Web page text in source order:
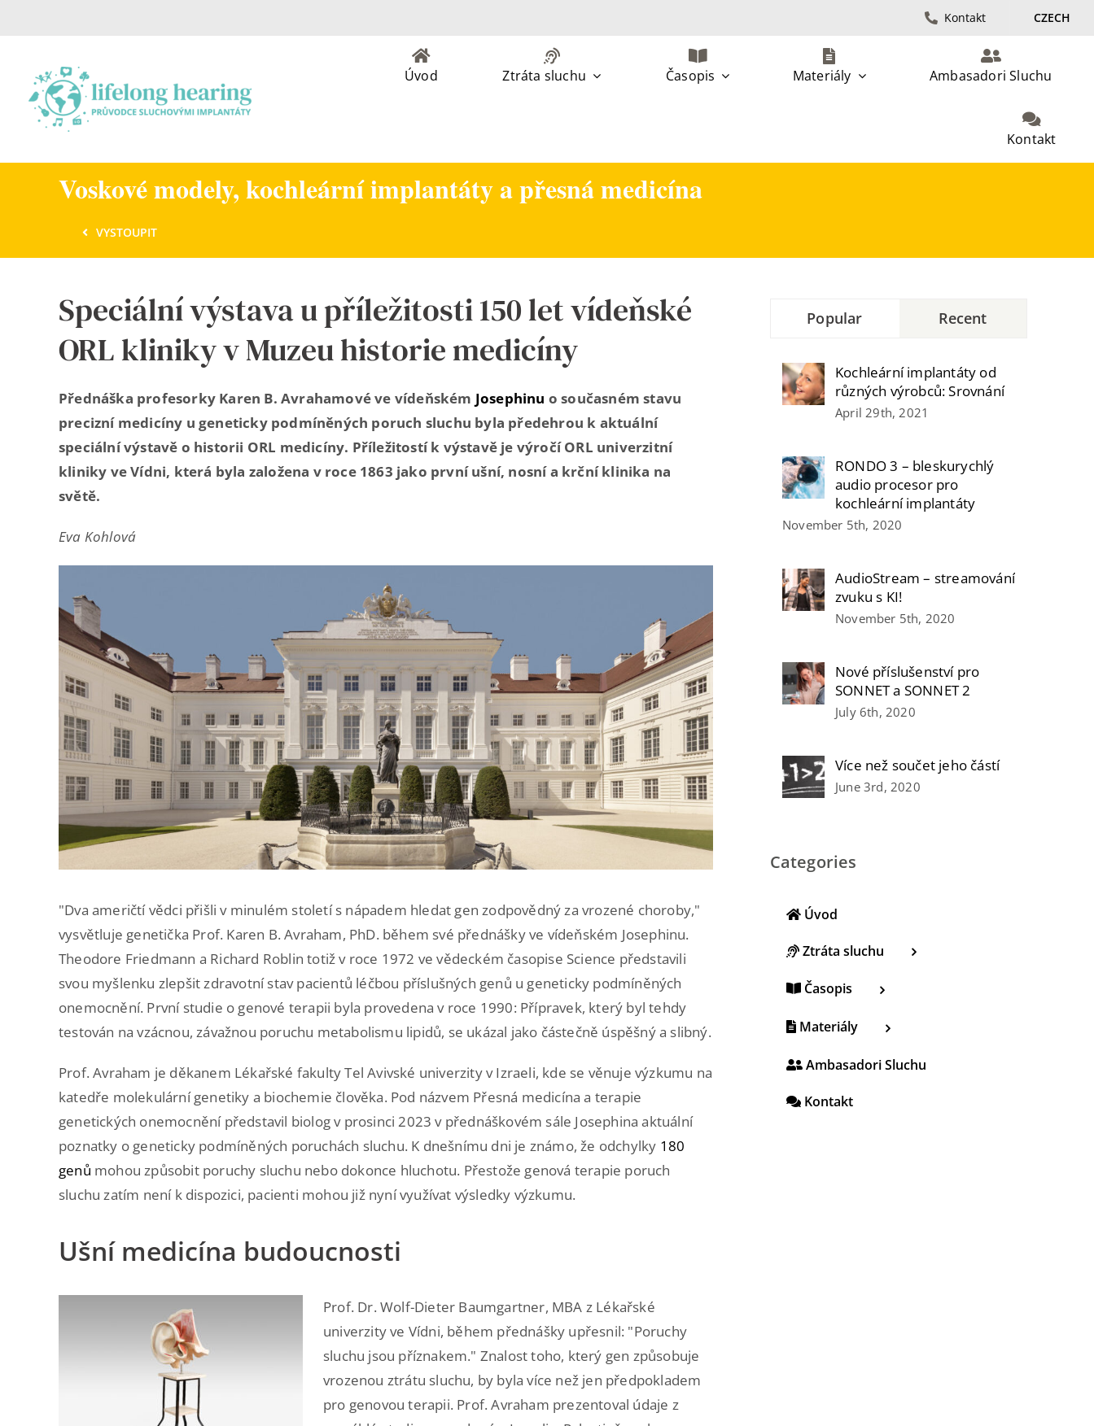
Kontakt CZECH
Úvod Ztráta sluchu Časopis Materiály Ambasadori Sluchu
Kontakt
Voskové modely, kochleární implantáty a přesná medicína
VYSTOUPIT
Speciální výstava u příležitosti 150 let vídeňské
ORL kliniky v Muzeu historie medicíny
Přednáška profesorky Karen B. Avrahamové ve vídeňském Josephinu o současném stavu
precizní medicíny u geneticky podmíněných poruch sluchu byla předehrou k aktuální
speciální výstavě o historii ORL medicíny. Příležitostí k výstavě je výročí ORL univerzitní
kliniky ve Vídni, která byla založena v roce 1863 jako první ušní, nosní a krční klinika na
světě.
Eva Kohlová
"Dva američtí vědci přišli v minulém století s nápadem hledat gen zodpovědný za vrozené choroby,"
vysvětluje genetička Prof. Karen B. Avraham, PhD. během své přednášky ve vídeňském Josephinu.
Theodore Friedmann a Richard Roblin totiž v roce 1972 ve vědeckém časopise Science představili
svou myšlenku zlepšit zdravotní stav pacientů léčbou příslušných genů u geneticky podmíněných
onemocnění. První studie o genové terapii byla provedena v roce 1990: Přípravek, který byl tehdy
testován na vzácnou, závažnou poruchu metabolismu lipidů, se ukázal jako částečně úspěšný a slibný.
Prof. Avraham je děkanem Lékařské fakulty Tel Avivské univerzity v Izraeli, kde se věnuje výzkumu na
katedře molekulární genetiky a biochemie člověka. Pod názvem Přesná medicína a terapie
genetických onemocnění představil biolog v prosinci 2023 v přednáškovém sále Josephina aktuální
poznatky o geneticky podmíněných poruchách sluchu. K dnešnímu dni je známo, že odchylky 180
genů mohou způsobit poruchy sluchu nebo dokonce hluchotu. Přestože genová terapie poruch
sluchu zatím není k dispozici, pacienti mohou již nyní využívat výsledky výzkumu.
Ušní medicína budoucnosti
Prof. Dr. Wolf-Dieter Baumgartner, MBA z Lékařské
univerzity ve Vídni, během přednášky upřesnil: "Poruchy
sluchu jsou příznakem." Znalost toho, který gen způsobuje
vrozenou ztrátu sluchu, by byla více než jen předpokladem
pro genovou terapii. Prof. Avraham prezentoval údaje z
Popular Recent
Kochleární implantáty od
různých výrobců: Srovnání
April 29th, 2021
RONDO 3 – bleskurychlý
audio procesor pro
kochleární implantáty
November 5th, 2020
AudioStream – streamování
zvuku s KI!
November 5th, 2020
Nové příslušenství pro
SONNET a SONNET 2
July 6th, 2020
Více než součet jeho částí
June 3rd, 2020
Categories
Úvod
Ztráta sluchu
Časopis
Materiály
Ambasadori Sluchu
Kontakt